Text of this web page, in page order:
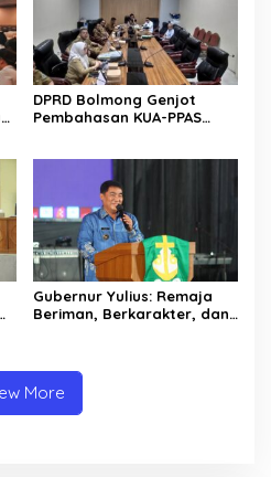
DPRD Bolmong Genjot
Pembahasan KUA-PPAS
Gubernur Yulius: Remaja
Beriman, Berkarakter, dan
More